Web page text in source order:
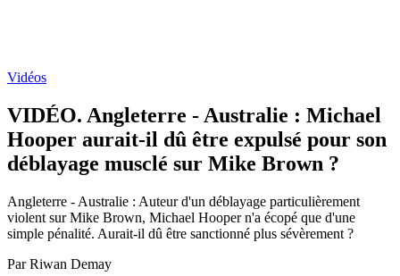
Vidéos
VIDÉO. Angleterre - Australie : Michael
Hooper aurait-il dû être expulsé pour son
déblayage musclé sur Mike Brown ?
Angleterre - Australie : Auteur d'un déblayage particulièrement
violent sur Mike Brown, Michael Hooper n'a écopé que d'une
simple pénalité. Aurait-il dû être sanctionné plus sévèrement ?
Par Riwan Demay